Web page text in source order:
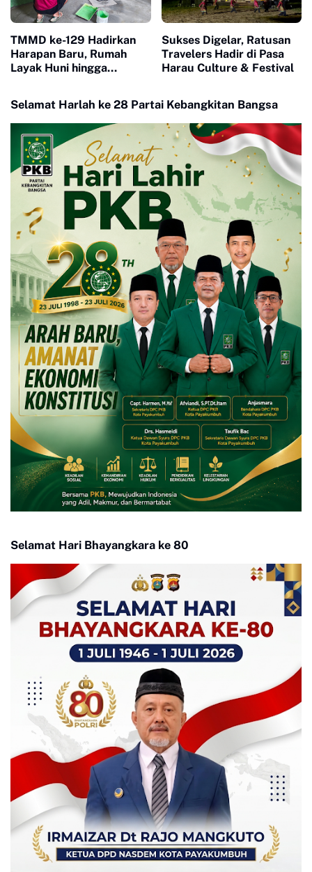
TMMD ke-129 Hadirkan
Harapan Baru, Rumah
Layak Huni hingga
Kasok
Sukses Digelar, Ratusan
Travelers Hadir di Pasa
Harau Culture & Festival
Selamat Harlah ke 28 Partai Kebangkitan Bangsa
Selamat Hari Bhayangkara ke 80